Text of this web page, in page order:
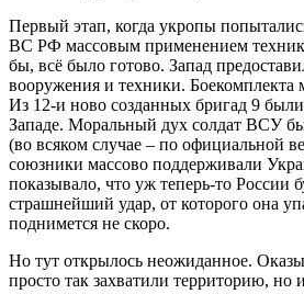
Первый этап, когда укропы
ВС РФ массовым применением
бы, всё было готово. Запад
вооружения и техники. Боекомплекта
Из 12-и ново созданных бригад 9
Западе. Моральный дух солдат ВСУ
(во всяком случае – по официальной
союзники массово поддерживали
показывало, что уж теперь-то России
страшнейший удар, от которого она
поднимется не скоро.
Но тут открылось неожиданное.
просто так захватили территорию, но